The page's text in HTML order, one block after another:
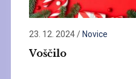
23. 12. 2024/ Novice
Voščilo